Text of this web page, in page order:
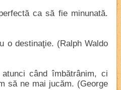
ca să fie minunată.
o destinaţie. (Ralph Waldo
când îmbătrânim, ci
să ne mai jucăm. (George